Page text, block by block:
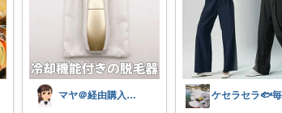
マヤ＠経由購入に感謝❤️